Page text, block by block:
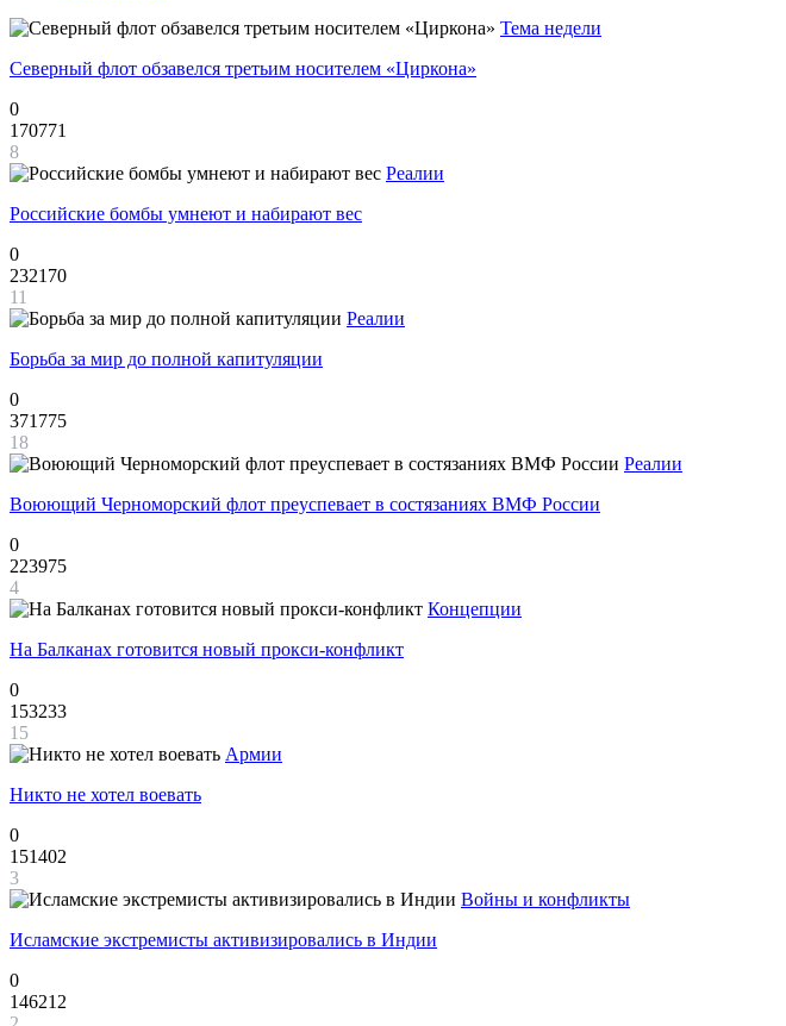
Тема недели
Северный флот обзавелся третьим носителем «Циркона»
0
170771
8
Реалии
Российские бомбы умнеют и набирают вес
0
232170
11
Реалии
Борьба за мир до полной капитуляции
0
371775
18
Реалии
Воюющий Черноморский флот преуспевает в состязаниях ВМФ России
0
223975
4
Концепции
На Балканах готовится новый прокси-конфликт
0
153233
15
Армии
Никто не хотел воевать
0
151402
3
Войны и конфликты
Исламские экстремисты активизировались в Индии
0
146212